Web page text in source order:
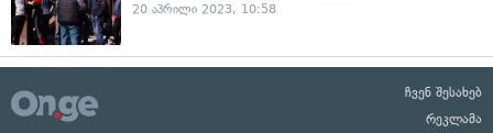
20 აპრილი 2023, 10:58
ჩვენ შესახებ
რეკლამა